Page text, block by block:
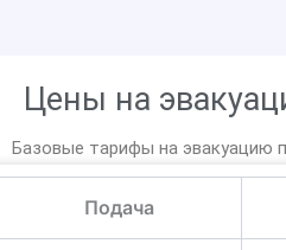
Цены на
Базовые тарифы на эвакуацию
Подача